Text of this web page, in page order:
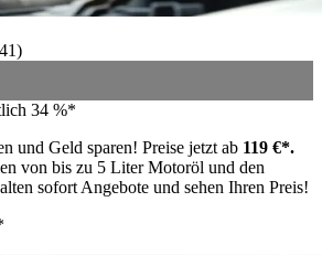
)
34 %*
und Geld sparen! Preise jetzt ab 119 €*.
von bis zu 5 Liter Motoröl und den
sofort Angebote und sehen Ihren Preis!